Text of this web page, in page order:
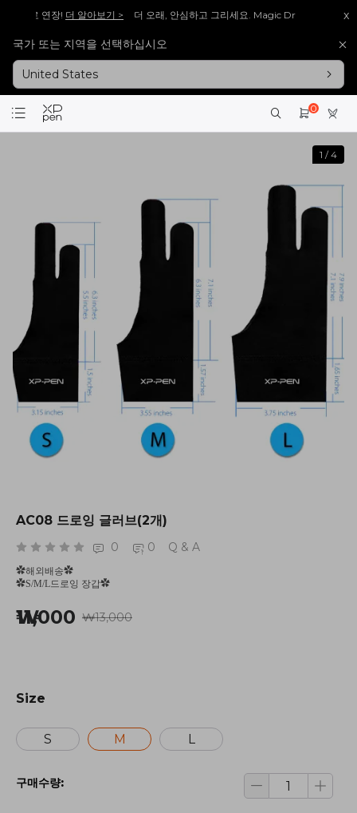
로 연장!더 알아보기 > 더 오래, 안심하고 그리세요. Magic Drawing Pad 무상
아왔습니다!바로보기 >> [재입고 안내] 많은 분들이 기다려주신 [Artist 13.3 Pro
아왔습니다!바로보기 >> [재입고 안내] 많은 분들이 기다려주신 [Artist 15.6 Pro
회원가입 시 <1만 원> 상당 포인트를 증정합니다. 바로가입 >
설레는 핑크의 등장! Artist 12 3세대 핑크 에디션 출시!더 알아보기 >
x
국가 또는 지역을 선택하십시오
United States
0
1 /4
AC08 드로잉 글러브(2개)
0 0 Q & A
✿해외배송✿
✿S/M/L드로잉 장갑✿
₩11,000 ₩13,000
Size
S M L
구매수량: